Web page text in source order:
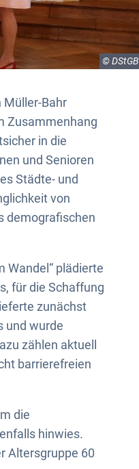
© DStGB
Müller-Bahr
Zusammenhang
in die
und Senioren
Städte- und
von
demografischen
Wandel“ plädierte
für die Schaffung
zunächst
und wurde
zählen aktuell
barrierefreien
die
hinwies.
Altersgruppe 60